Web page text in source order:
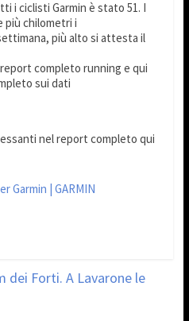
i ciclisti Garmin è stato 51. I
più chilometri i
più alto si attesta il
completo running e qui
sui dati
nel report completo qui
Garmin | GARMIN
dei Forti. A Lavarone le